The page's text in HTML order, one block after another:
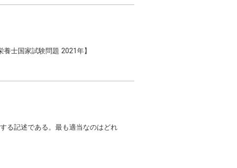
士国家試験問題 2021年】
る記述である。最も適当なのはどれ